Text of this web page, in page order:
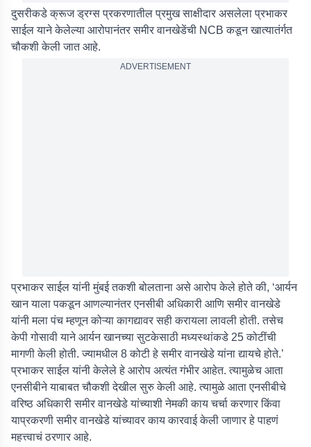
दुसरीकडे क्रूज ड्रग्स प्रकरणातील प्रमुख साक्षीदार असलेला प्रभाकर
साईल याने केलेल्या आरोपानंतर समीर वानखेडेंची NCB कडून खात्यातंर्गत
चौकशी केली जात आहे.
ADVERTISEMENT
प्रभाकर साईल यांनी मुंबई तकशी बोलताना असे आरोप केले होते की, ‘आर्यन
खान याला पकडून आणल्यानंतर एनसीबी अधिकारी आणि समीर वानखेडे
यांनी मला पंच म्हणून कोऱ्या कागद्यावर सही करायला लावली होती. तसेच
केपी गोसावी याने आर्यन खानच्या सुटकेसाठी मध्यस्थांकडे 25 कोटींची
मागणी केली होती. ज्यामधील 8 कोटी हे समीर वानखेडे यांना द्यायचे होते.’
प्रभाकर साईल यांनी केलेले हे आरोप अत्यंत गंभीर आहेत. त्यामुळेच आता
एनसीबीने याबाबत चौकशी देखील सुरु केली आहे. त्यामुळे आता एनसीबीचे
वरिष्ठ अधिकारी समीर वानखेडे यांच्याशी नेमकी काय चर्चा करणार किंवा
याप्रकरणी समीर वानखेडे यांच्यावर काय कारवाई केली जाणार हे पाहणं
महत्त्वाचं ठरणार आहे.